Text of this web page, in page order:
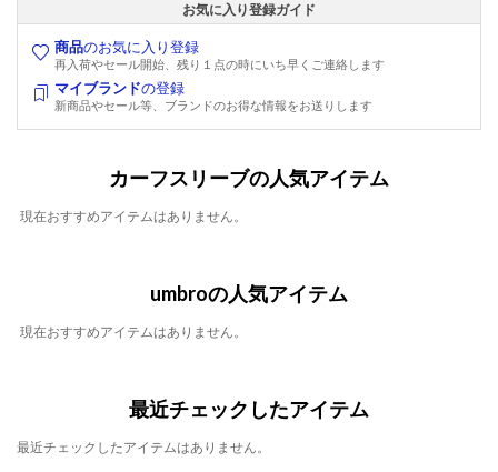
お気に入り登録ガイド
商品のお気に入り登録
再入荷やセール開始、残り１点の時にいち早くご連絡します
マイブランドの登録
新商品やセール等、ブランドのお得な情報をお送りします
カーフスリーブの人気アイテム
現在おすすめアイテムはありません。
umbroの人気アイテム
現在おすすめアイテムはありません。
最近チェックしたアイテム
最近チェックしたアイテムはありません。